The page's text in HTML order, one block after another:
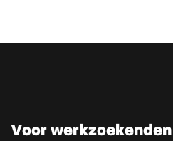
Voor werkzoekenden